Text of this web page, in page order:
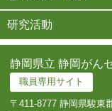
研究活動
静岡県立 静岡がん
職員専用サイト
〒411-8777 静岡県駿東